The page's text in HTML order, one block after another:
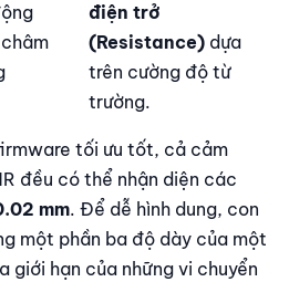
điện trở
(Resistance) dựa
trên cường độ từ
trường.
tối ưu tốt, cả cảm
đều có thể nhận diện các
mm. Để dễ hình dung, con
một phần ba độ dày của một
giới hạn của những vi chuyển